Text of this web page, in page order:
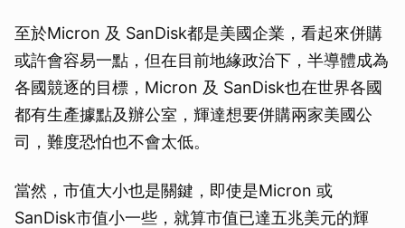
至於Micron 及 SanDisk都是美國企業，看起來併購
或許會容易一點，但在目前地緣政治下，半導體成為
各國競逐的目標，Micron 及 SanDisk也在世界各國
都有生產據點及辦公室，輝達想要併購兩家美國公
司，難度恐怕也不會太低。
當然，市值大小也是關鍵，即使是Micron 或
SanDisk市值小一些，就算市值已達五兆美元的輝